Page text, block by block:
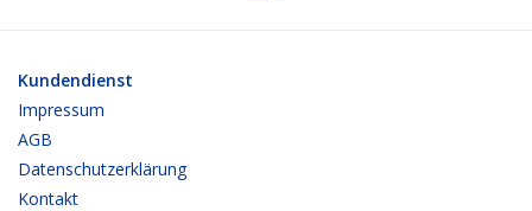
Kundendienst
Impressum
AGB
Datenschutzerklärung
Kontakt